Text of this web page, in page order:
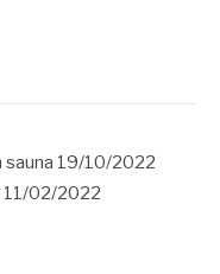
19/10/2022
11/02/2022